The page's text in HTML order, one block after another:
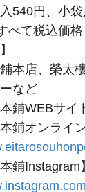
入540円、小
べて税込価格
本店、榮太
など
鋪WEBサイ
鋪オンライ
鋪Instagram】